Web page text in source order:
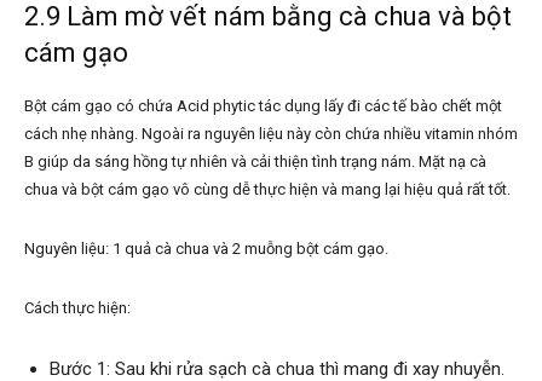
2.9 Làm mờ vết nám bằng cà chua và bột
cám gạo
Bột cám gạo có chứa Acid phytic tác dụng lấy đi các tế bào chết một
cách nhẹ nhàng. Ngoài ra nguyên liệu này còn chứa nhiều vitamin nhóm
B giúp da sáng hồng tự nhiên và cải thiện tình trạng nám. Mặt nạ cà
chua và bột cám gạo vô cùng dễ thực hiện và mang lại hiệu quả rất tốt.
Nguyên liệu: 1 quả cà chua và 2 muỗng bột cám gạo.
Cách thực hiện:
Bước 1: Sau khi rửa sạch cà chua thì mang đi xay nhuyễn.